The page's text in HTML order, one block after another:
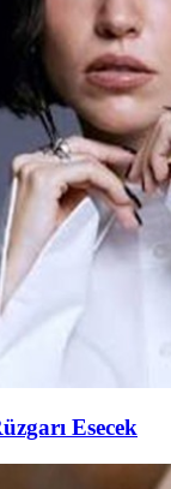
Esecek